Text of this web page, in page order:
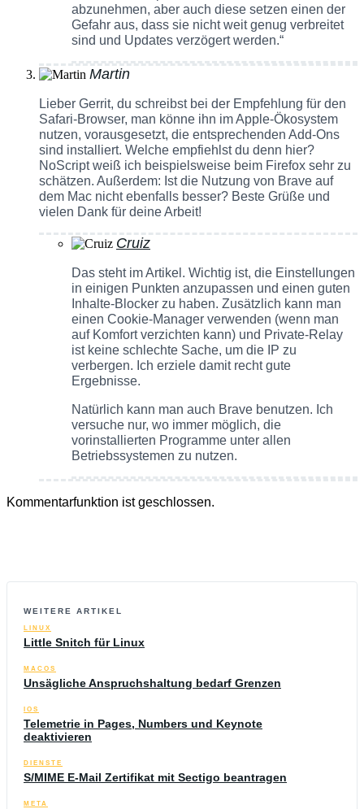
abzunehmen, aber auch diese setzen einen der
Gefahr aus, dass sie nicht weit genug verbreitet
sind und Updates verzögert werden.“
Martin
Lieber Gerrit, du schreibst bei der Empfehlung für den
Safari-Browser, man könne ihn im Apple-Ökosystem
nutzen, vorausgesetzt, die entsprechenden Add-Ons
sind installiert. Welche empfiehlst du denn hier?
NoScript weiß ich beispielsweise beim Firefox sehr zu
schätzen. Außerdem: Ist die Nutzung von Brave auf
dem Mac nicht ebenfalls besser? Beste Grüße und
vielen Dank für deine Arbeit!
Cruiz
Das steht im Artikel. Wichtig ist, die Einstellungen
in einigen Punkten anzupassen und einen guten
Inhalte-Blocker zu haben. Zusätzlich kann man
einen Cookie-Manager verwenden (wenn man
auf Komfort verzichten kann) und Private-Relay
ist keine schlechte Sache, um die IP zu
verbergen. Ich erziele damit recht gute
Ergebnisse.
Natürlich kann man auch Brave benutzen. Ich
versuche nur, wo immer möglich, die
vorinstallierten Programme unter allen
Betriebssystemen zu nutzen.
Kommentarfunktion ist geschlossen.
WEITERE ARTIKEL
LINUX
Little Snitch für Linux
MACOS
Unsägliche Anspruchshaltung bedarf Grenzen
IOS
Telemetrie in Pages, Numbers und Keynote
deaktivieren
DIENSTE
S/MIME E-Mail Zertifikat mit Sectigo beantragen
META